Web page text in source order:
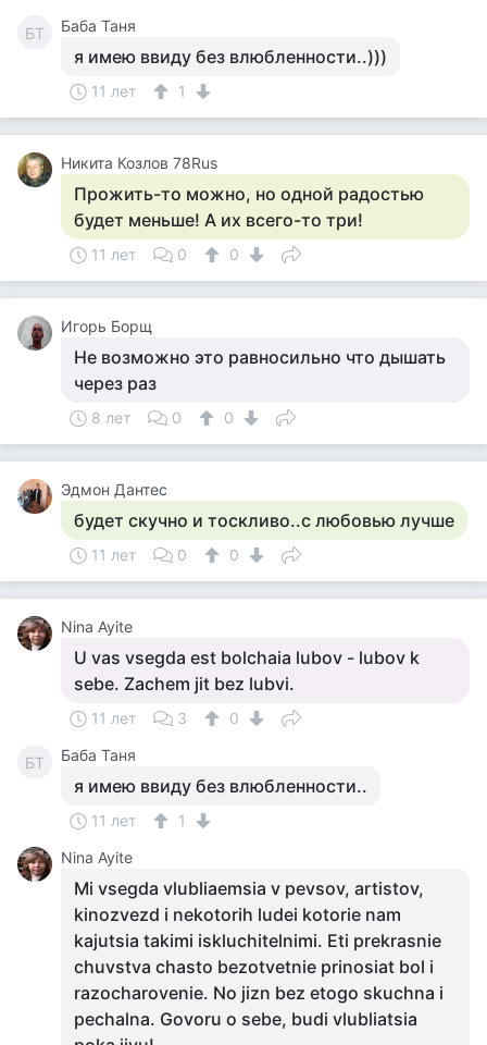
БТ Баба Таня
я имею ввиду без влюбленности..)))
11 лет 1
Никита Козлов 78Rus
Прожить-то можно, но одной радостью
будет меньше! А их всего-то три!
11 лет 0 0
Игорь Борщ
Не возможно это равносильно что дышать
через раз
8 лет 0 0
Эдмон Дантес
будет скучно и тоскливо..с любовью лучше
11 лет 0 0
Nina Ayite
U vas vsegda est bolchaia lubov - lubov k
sebe. Zachem jit bez lubvi.
11 лет 3 0
БТ Баба Таня
я имею ввиду без влюбленности..
11 лет
1
Nina Ayite
Mi vsegda vlubliaemsia v pevsov, artistov,
kinozvezd i nekotorih ludei kotorie nam
kajutsia takimi iskluchitelnimi. Eti prekrasnie
chuvstva chasto bezotvetnie prinosiat bol i
razocharovenie. No jizn bez etogo skuchna i
pechalna. Govoru o sebe, budi vlubliatsia